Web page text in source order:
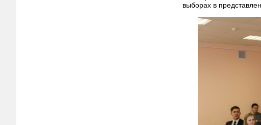
выборах в